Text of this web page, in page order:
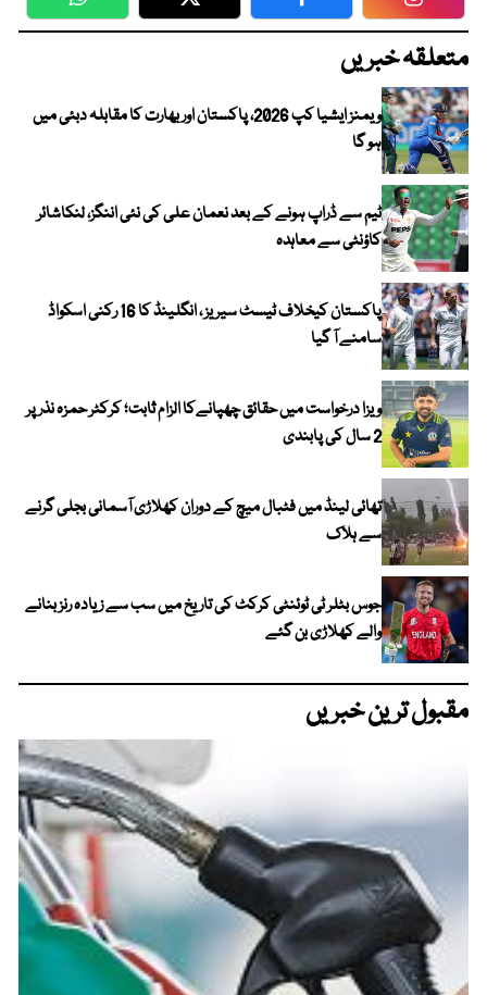
WhatsApp Twitter Facebook
متعلقہ خبریں
ویمنز ایشیا کپ 2026، پاکستان اور بھارت کا مقابلہ دبئی میں
ہو گا
ٹیم سے ڈراپ ہونے کے بعد نعمان علی کی نئی اننگز، لنکاشائر
کاؤنٹی سے معاہدہ
پاکستان کیخلاف ٹیسٹ سیریز ، انگلینڈ کا 16 رکنی اسکواڈ
سامنے آ گیا
ویزا درخواست میں حقائق چھپانےکا الزام ثابت؛ کرکٹر حمزہ نذر پر
2 سال کی پابندی
تھائی لینڈ میں فٹبال میچ کے دوران کھلاڑی آسمانی بجلی گرنے
سے ہلاک
جوس بٹلر ٹی ٹوئنٹی کرکٹ کی تاریخ میں سب سے زیادہ رنز بنانے
والے کھلاڑی بن گئے
مقبول ترین خبریں